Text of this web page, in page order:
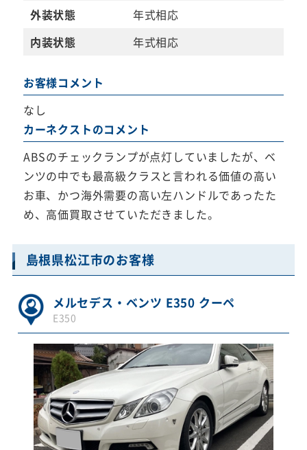
外装状態
年式相応
内装状態
年式相応
お客様コメント
なし
カーネクストのコメント
ABSのチェックランプが点灯していましたが、ベ
ンツの中でも最高級クラスと言われる価値の高い
お車、かつ海外需要の高い左ハンドルであったた
め、高価買取させていただきました。
島根県松江市のお客様
メルセデス・ベンツ E350 クーペ
E350